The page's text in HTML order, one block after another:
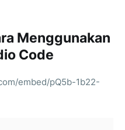
Menggunakan
Code
embed/pQ5b-1b22-